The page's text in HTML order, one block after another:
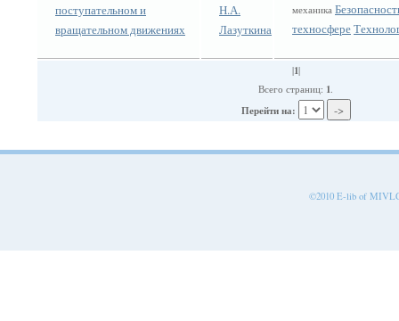
поступательном и
вращательном движениях
Н.А.
Лазуткина
механика
техносфере
|1|
Всего страниц: 1.
Перейти на:
©2010 E-lib of